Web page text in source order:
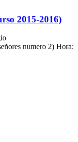
2015-2016)
numero 2) Hora: